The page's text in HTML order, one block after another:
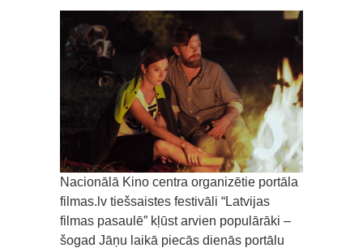
Nacionālā Kino centra organizētie portāla
filmas.lv tiešsaistes festivāli “Latvijas
filmas pasaulē” kļūst arvien populārāki –
šogad Jāņu laikā piecās dienās portālu